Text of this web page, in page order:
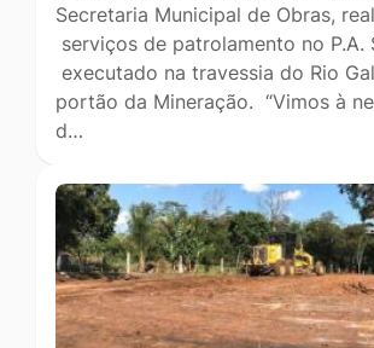
Secretaria Municipal de Obras,
serviços de patrolamento no P.A.
executado na travessia do Rio
portão da Mineração. “Vimos à
d…